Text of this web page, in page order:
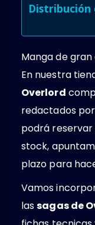
Distribución
Manga de
En nuestra
Overlord
redactados
podrá reservar
stock,
plazo para
Vamos
lassagas de